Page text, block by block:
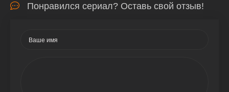
Понравился сериал? Оставь свой отзыв!